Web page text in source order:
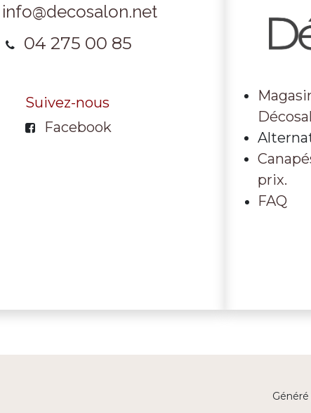
info@decosalon.net
04 275 00 85
Suivez-nous
Facebook
prix.
FAQ